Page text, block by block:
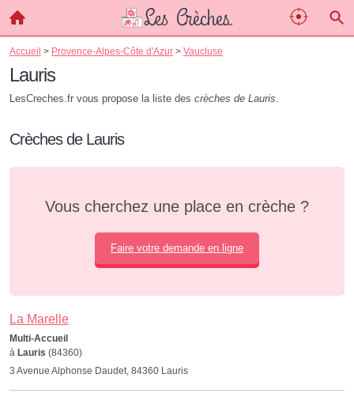
Accueil > Provence-Alpes-Côte d'Azur > Vaucluse
Lauris
LesCreches.fr vous propose la liste des crèches de Lauris.
Crèches de Lauris
Vous cherchez une place en crèche ?
Faire votre demande en ligne
La Marelle
Multi-Accueil
à Lauris (84360)
3 Avenue Alphonse Daudet, 84360 Lauris